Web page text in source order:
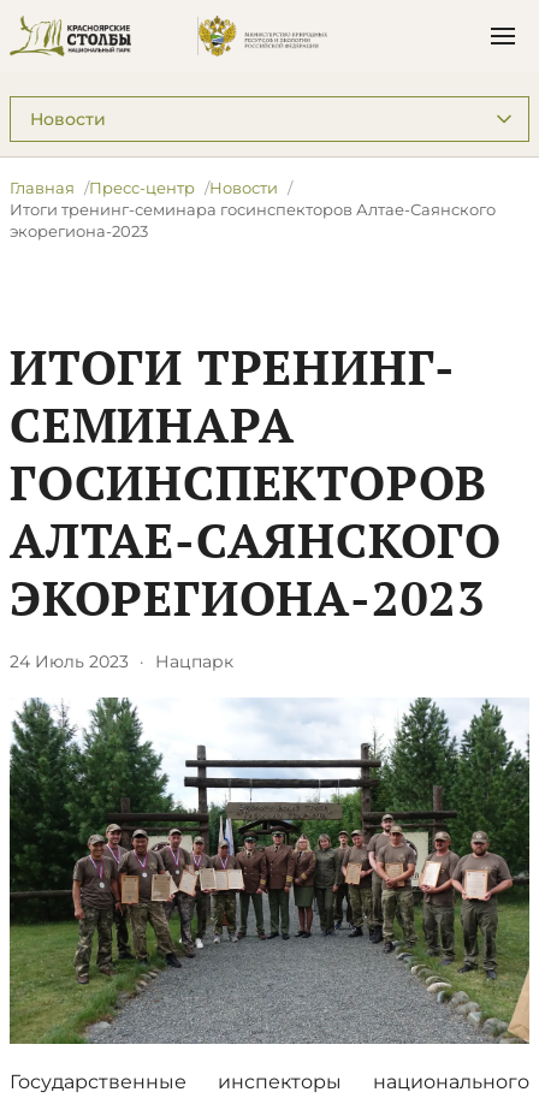
Подразделы: Пресс-центр
Главная Пресс-центр
Новости
​Итоги тренинг-семинара госинспекторов Алтае-Саянского
экорегиона-2023
​ИТОГИ ТРЕНИНГ-
СЕМИНАРА
ГОСИНСПЕКТОРОВ
АЛТАЕ-САЯНСКОГО
ЭКОРЕГИОНА-2023
24 Июль 2023 · Нацпарк
Государственные инспекторы национального